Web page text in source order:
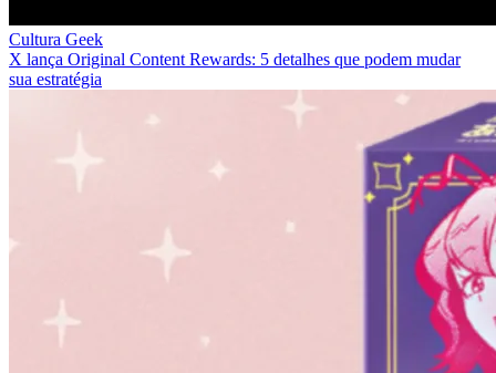
Cultura Geek
X lança Original Content Rewards: 5 detalhes que podem mudar
sua estratégia